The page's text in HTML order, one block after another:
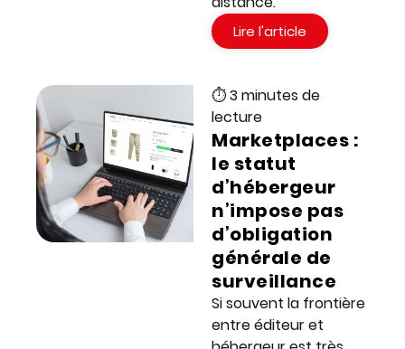
Lire l'article
⏱ 3 minutes de
lecture
Marketplaces :
le statut
d’hébergeur
n’impose pas
d’obligation
générale de
surveillance
Si souvent la frontière
entre éditeur et